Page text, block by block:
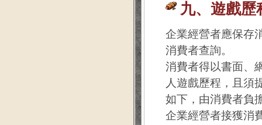
九、遊戲歷
企業經營者應保存
消費者查詢。
消費者得以書面、
人遊戲歷程，且須
如下，由消費者負
企業經營者接獲消